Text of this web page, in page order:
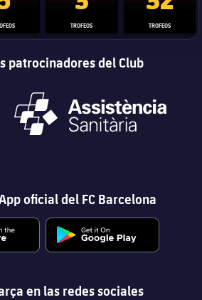
TROFEOS TROFEOS
patrocinadores del Club
oficial del FC Barcelona
en las redes sociales